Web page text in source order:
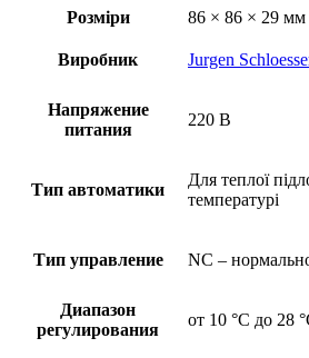
Розміри
86 × 86 × 29 мм
Виробник Jurgen
Напряжение
питания
220 В
Тип автоматики
Для теплої
температурі
Тип управление NC –
Диапазон
регулирования
от 10 °C до 28